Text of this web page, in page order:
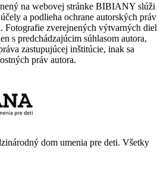
na webovej stránke BIBIANY slúži
a podlieha ochrane autorských práv
Fotografie zverejnených výtvarných diel
s predchádzajúcim súhlasom autora,
zastupujúcej inštitúcie, inak sa
práv autora.
dom umenia pre deti. Všetky